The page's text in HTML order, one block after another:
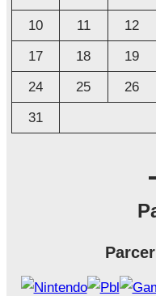
o
10
11 12
17
18 19
24
25 26
31